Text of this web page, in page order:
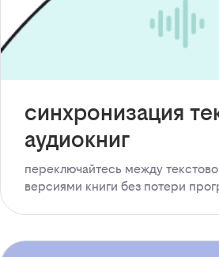
синхронизация
аудиокниг
переключайтесь между
версиями книги без потери